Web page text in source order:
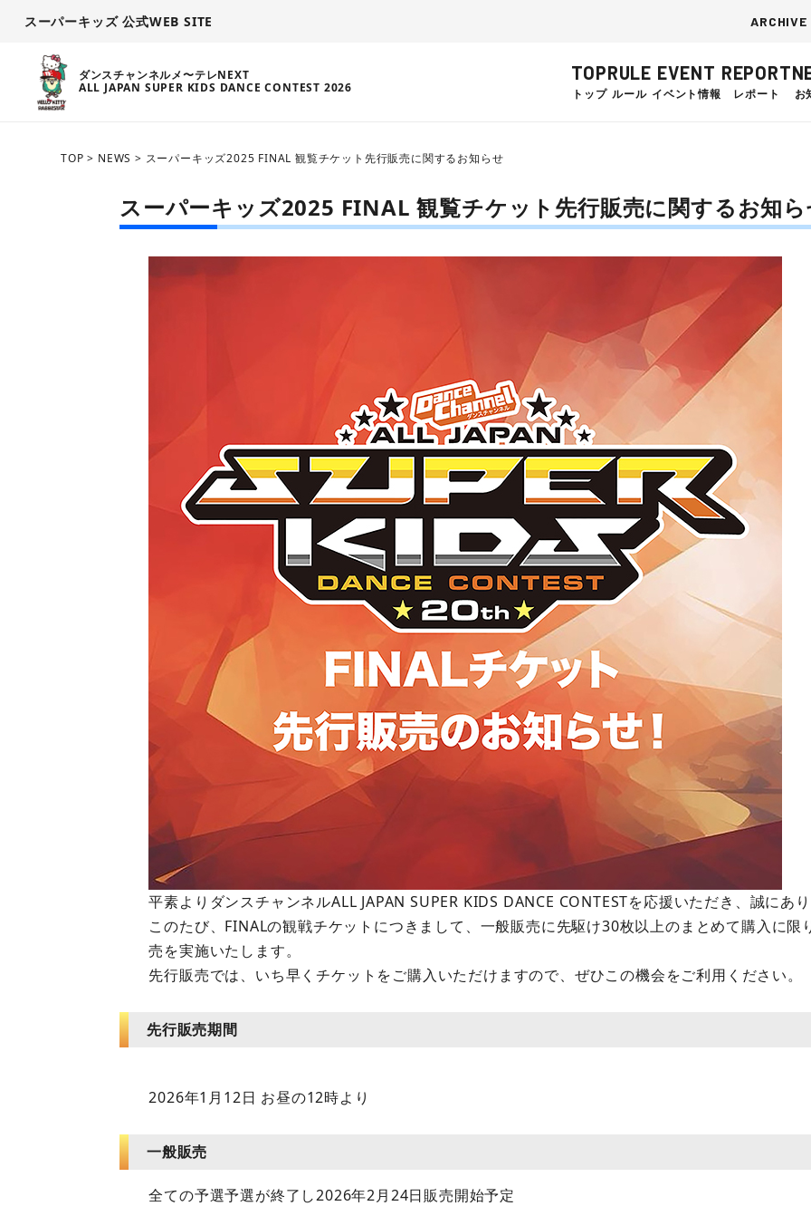
スーパーキッズ 公式WEB SITE ARCHIVE
ダンスチャンネルメ〜テレNEXT
ALL JAPAN SUPER KIDS DANCE CONTEST 2026
TOP
トップ
RULE
ルール
EVENT
イベント情報
REPORT
レポート お
TOP > NEWS > スーパーキッズ2025 FINAL 観覧チケット先行販売に関するお知らせ
スーパーキッズ2025 FINAL 観覧チケット先行販売に関するお知ら
平素よりダンスチャンネルALL JAPAN SUPER KIDS DANCE CONTESTを応援いただき、誠にあ
このたび、FINALの観戦チケットにつきまして、一般販売に先駆け30枚以上のまとめて購入に限
売を実施いたします。
先行販売では、いち早くチケットをご購入いただけますので、ぜひこの機会をご利用ください。
先行販売期間
2026年1月12日 お昼の12時より
一般販売
全ての予選予選が終了し2026年2月24日販売開始予定